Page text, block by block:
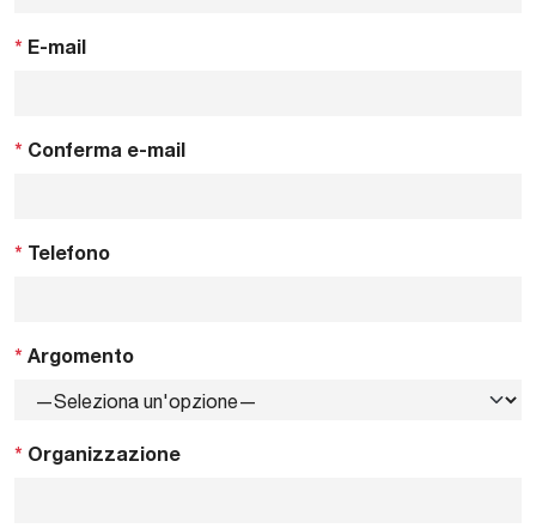
* E-mail
* Conferma e-mail
* Telefono
* Argomento
* Organizzazione